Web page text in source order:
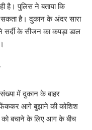
है। पुलिस ने बताया कि
सकता है। दुकान के अंदर सारा
के सीजन का कपड़ा डाल
में दुकान के बाहर
फेंककर आगे बुझाने की कोशिश
को बचाने के लिए आग के बीच